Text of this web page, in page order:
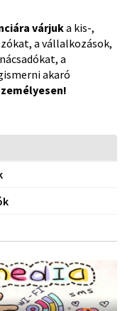
várjuka kis-,
a vállalkozások,
a
akaró